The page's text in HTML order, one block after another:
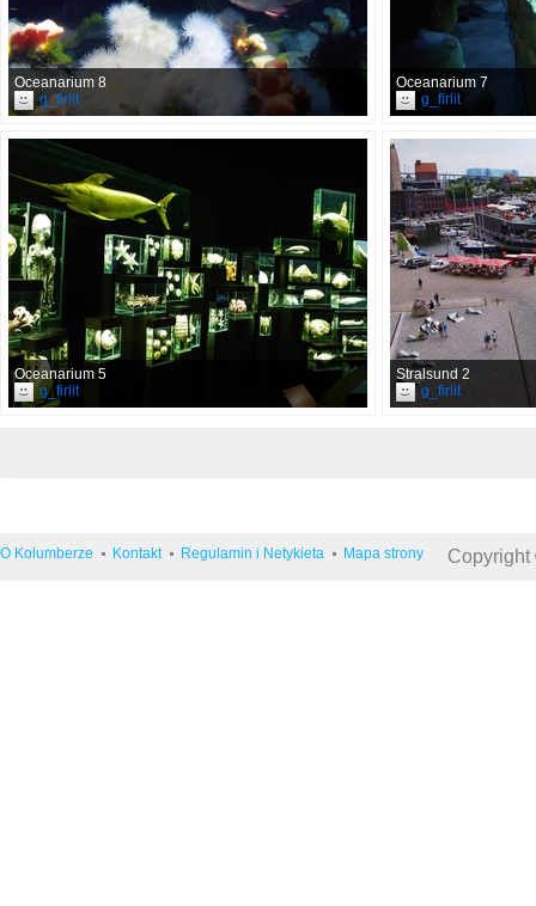
Oceanarium 8
g_firlit
Oceanarium 7
g_firlit
Oceanarium 5
g_firlit
Stralsund 2
g_firlit
O Kolumberze Kontakt Regulamin i Netykieta Mapa strony